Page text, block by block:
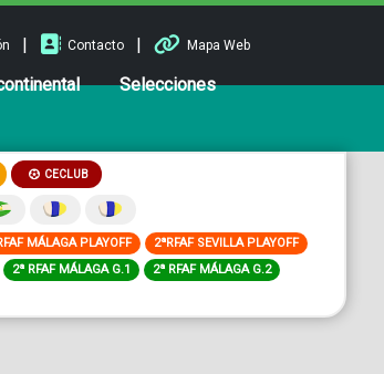
| Contacto | Mapa Web
Selecciones
CECLUB
MÁLAGA PLAYOFF
2ªRFAF SEVILLA PLAYOFF
2ª RFAF MÁLAGA G.1
2ª RFAF MÁLAGA G.2